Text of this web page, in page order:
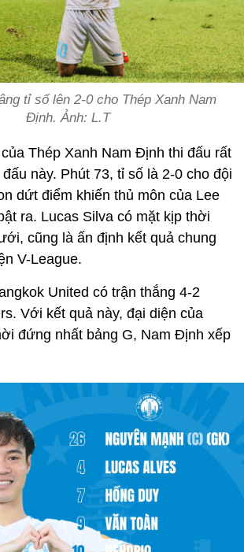
tỉ số lên 2-0 cho Thép Xanh Nam
Định. Ảnh: L.T
Thép Xanh Nam Định thi đấu rất
này. Phút 73, tỉ số là 2-0 cho đội
dứt điểm khiến thủ môn của Lee
ra. Lucas Silva có mặt kịp thời
cũng là ấn định kết quả chung
V-League.
United có trận thắng 4-2
Với kết quả này, đại diện của
đứng nhất bảng G, Nam Định xếp